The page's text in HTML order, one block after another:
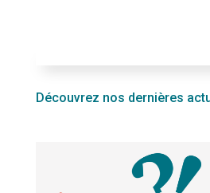
Découvrez nos dernières